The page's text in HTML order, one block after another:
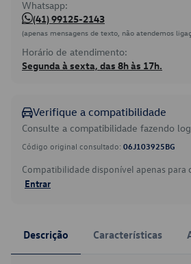
Whatsapp:
(41) 99125-2143
(apenas mensagens de texto, não atendemos
Horário de atendimento:
Segunda à sexta, das 8h às 17h.
Verifique a compatibilidade
Consulte a compatibilidade fazendo
Código original consultado: 06J103925BG
Compatibilidade disponível apenas para
Entrar
Descrição Características